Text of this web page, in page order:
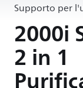
Supporto per
2000i
2 in 1